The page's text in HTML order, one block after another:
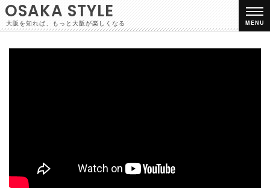
OSAKA STYLE
大阪を知れば、もっと大阪が楽しくなる MENU